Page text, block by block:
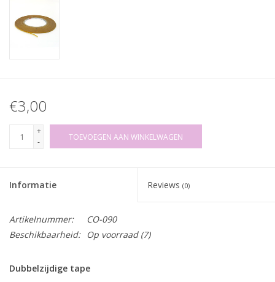
€3,00
+
-
TOEVOEGEN AAN WINKELWAGEN
Informatie Reviews (0)
Artikelnummer:
CO-090
Beschikbaarheid:
Op voorraad(7)
Dubbelzijdige tape